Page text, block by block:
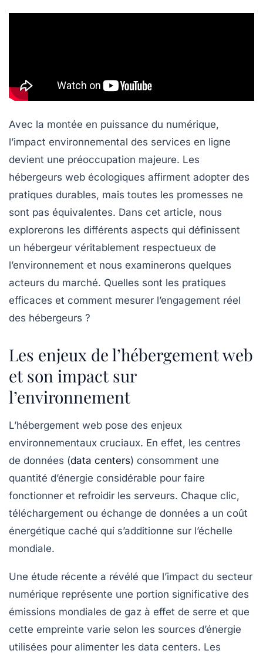
Avec la montée en puissance du numérique,
l’impact environnemental des services en ligne
devient une préoccupation majeure. Les
hébergeurs web écologiques affirment adopter des
pratiques durables, mais toutes les promesses ne
sont pas équivalentes. Dans cet article, nous
explorerons les différents aspects qui définissent
un hébergeur véritablement respectueux de
l’environnement et nous examinerons quelques
acteurs du marché. Quelles sont les pratiques
efficaces et comment mesurer l’engagement réel
des hébergeurs ?
Les enjeux de l’hébergement web
et son impact sur
l’environnement
L’hébergement web pose des enjeux
environnementaux cruciaux. En effet, les centres
de données (data centers) consomment une
quantité d’énergie considérable pour faire
fonctionner et refroidir les serveurs. Chaque clic,
téléchargement ou échange de données a un coût
énergétique caché qui s’additionne sur l’échelle
mondiale.
Une étude récente a révélé que l’impact du secteur
numérique représente une portion significative des
émissions mondiales de gaz à effet de serre et que
cette empreinte varie selon les sources d’énergie
utilisées pour alimenter les data centers. Les